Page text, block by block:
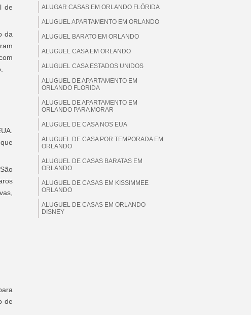
de
da
de
ALUGAR CASAS EM ORLANDO FLÓRIDA
ALUGUEL APARTAMENTO EM ORLANDO
ALUGUEL BARATO EM ORLANDO
ALUGUEL CASA EM ORLANDO
ALUGUEL CASA ESTADOS UNIDOS
ALUGUEL DE APARTAMENTO EM
ORLANDO FLORIDA
ALUGUEL DE APARTAMENTO EM
ORLANDO PARA MORAR
ALUGUEL DE CASA NOS EUA
ALUGUEL DE CASA POR TEMPORADA EM
ORLANDO
ALUGUEL DE CASAS BARATAS EM
ORLANDO
ALUGUEL DE CASAS EM KISSIMMEE
ORLANDO
ALUGUEL DE CASAS EM ORLANDO
DISNEY